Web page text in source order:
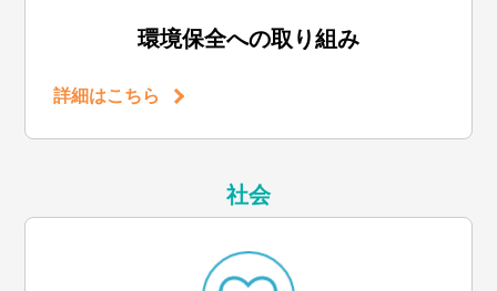
環境保全への取り組み
詳細はこちら
社会